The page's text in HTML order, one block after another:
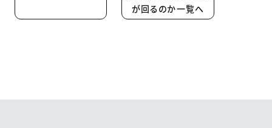
が回るのか一覧へ